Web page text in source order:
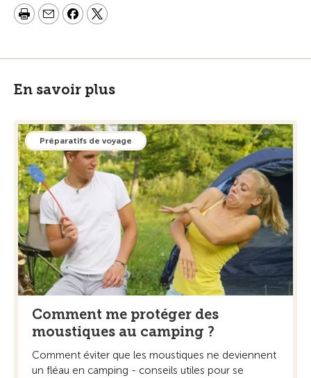
En savoir plus
Préparatifs de voyage
Comment me protéger des
moustiques au camping ?
Comment éviter que les moustiques ne deviennent
un fléau en camping - conseils utiles pour se